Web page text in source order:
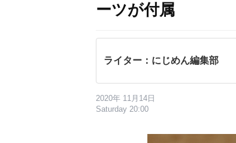
ーツが付属
ライター：にじめん編集部
2020年 11月14日
Saturday 20:00